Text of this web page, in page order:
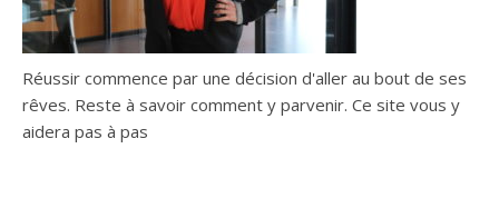
Réussir commence par une décision d'aller au bout de ses
rêves. Reste à savoir comment y parvenir. Ce site vous y
aidera pas à pas